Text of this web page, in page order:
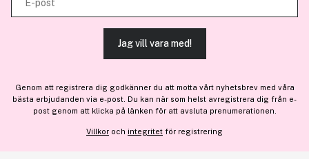
tjänster.
TILLÅT ALLA COOKIES
VISA DETALJER
Brandsdal Group AS
För personlig vägledning om professionella hårprodukter, klicka
här.
E-post
Jag vill vara med!
Genom att registrera dig godkänner du att motta vårt nyhetsbrev med våra
bästa erbjudanden via e-post. Du kan när som helst avregistrera dig från e-
post genom att klicka på länken för att avsluta prenumerationen.
Villkor och integritet för registrering